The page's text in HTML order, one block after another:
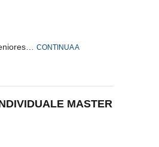
CONTINUA A
MASTER